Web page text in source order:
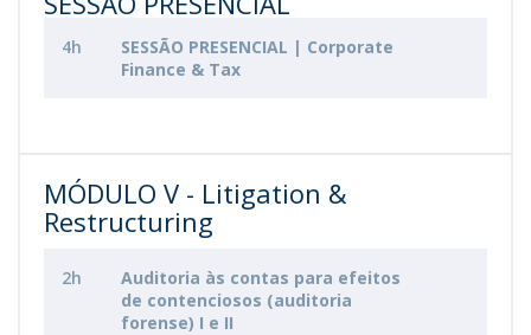
4h
SESSÃO PRESENCIAL | Corporate
Finance & Tax
MÓDULO V - Litigation &
Restructuring
2h
Auditoria às contas para efeitos
de contenciosos (auditoria
forense) I e II